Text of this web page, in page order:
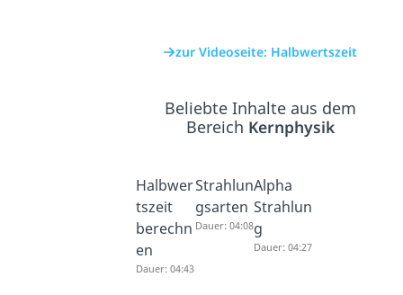
zur Videoseite: Halbwertszeit
Beliebte Inhalte aus dem
Bereich Kernphysik
Halbwer
tszeit
berechn
en
Dauer: 04:43
Strahlun
gsarten
Dauer: 04:08
Alpha
Strahlun
g
Dauer: 04:27